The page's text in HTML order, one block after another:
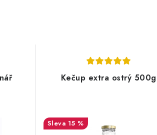
Kečup extra ostrý 500g
15 %